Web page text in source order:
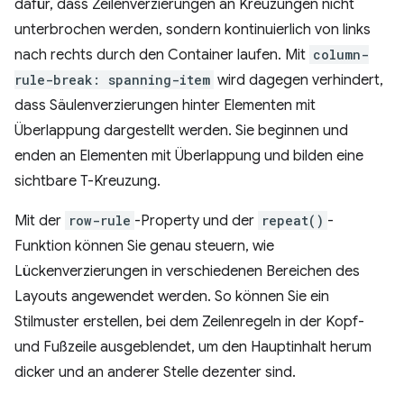
dafür, dass Zeilenverzierungen an Kreuzungen nicht
unterbrochen werden, sondern kontinuierlich von links
nach rechts durch den Container laufen. Mit column-
rule-break: spanning-item wird dagegen verhindert,
dass Säulenverzierungen hinter Elementen mit
Überlappung dargestellt werden. Sie beginnen und
enden an Elementen mit Überlappung und bilden eine
sichtbare T-Kreuzung.
Mit der row-rule -Property und der repeat() -
Funktion können Sie genau steuern, wie
Lückenverzierungen in verschiedenen Bereichen des
Layouts angewendet werden. So können Sie ein
Stilmuster erstellen, bei dem Zeilenregeln in der Kopf-
und Fußzeile ausgeblendet, um den Hauptinhalt herum
dicker und an anderer Stelle dezenter sind.